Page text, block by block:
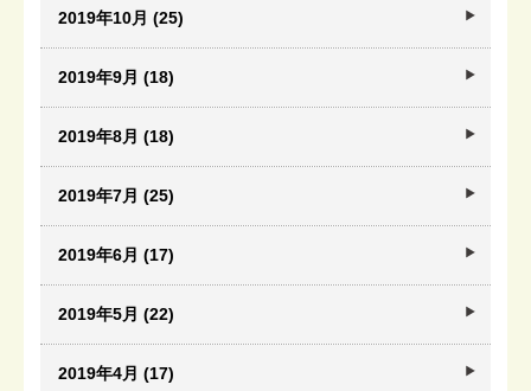
2019年10月 (25)
2019年9月 (18)
2019年8月 (18)
2019年7月 (25)
2019年6月 (17)
2019年5月 (22)
2019年4月 (17)